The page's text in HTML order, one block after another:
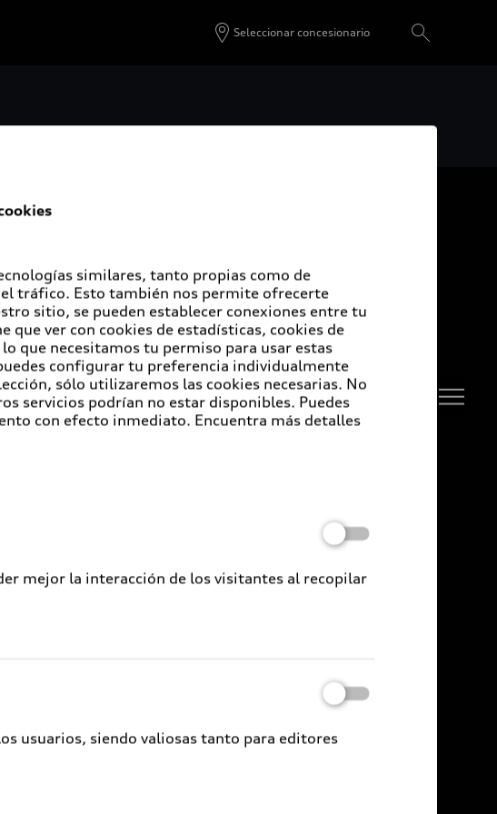
Seleccionar concesionario
Audi Certified :plus
Concesionarios Audi Certified :plus
similares, tanto propias como de
tráfico. Esto también nos permite ofrecerte
sitio, se pueden establecer conexiones entre tu
ver con cookies de estadísticas, cookies de
que necesitamos tu permiso para usar estas
configurar tu preferencia individualmente
sólo utilizaremos las cookies necesarias. No
servicios podrían no estar disponibles. Puedes
con efecto inmediato. Encuentra más detalles
mejor la interacción de los visitantes al recopilar
usuarios, siendo valiosas tanto para editores